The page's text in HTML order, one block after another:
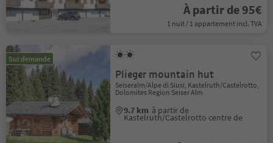
À partir de 95€
1 nuit / 1 appartement incl. TVA
Sur demande
Plieger mountain hut
Seiseralm/Alpe di Siusi, Kastelruth/Castelrotto,
Dolomites Region Seiser Alm
9.7 km à partir de
Kastelruth/Castelrotto centre de